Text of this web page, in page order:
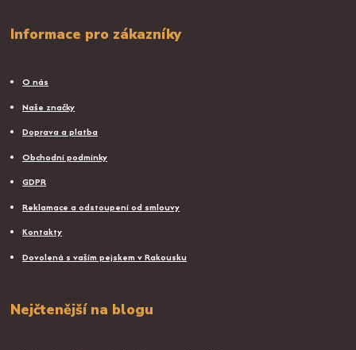
Informace pro zákazníky
O nás
Naše značky
Doprava a platba
Obchodní podmínky
GDPR
Reklamace a odstoupení od smlouvy
Kontakty
Dovolená s vaším pejskem v Rakousku
Nejčtenější na blogu